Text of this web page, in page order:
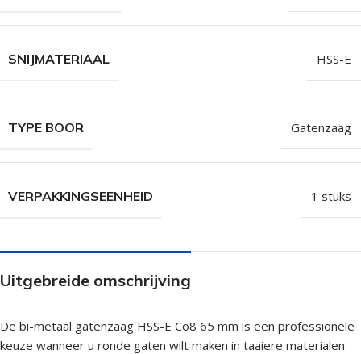
SNIJMATERIAAL HSS-E
TYPE BOOR Gatenzaag
VERPAKKINGSEENHEID 1 stuks
Uitgebreide omschrijving
De bi-metaal gatenzaag HSS-E Co8 65 mm is een professionele
keuze wanneer u ronde gaten wilt maken in taaiere materialen